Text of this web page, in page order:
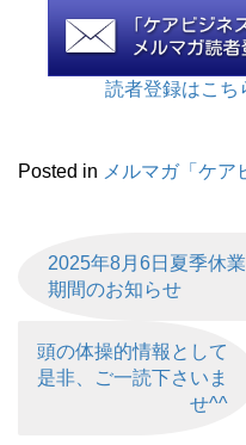
読者登録はこち
Posted in メルマガ「ケア
2025年8月6日夏季休業
期間のお知らせ
頭の体操的情報として
是非、ご一読下さいま
せ^^